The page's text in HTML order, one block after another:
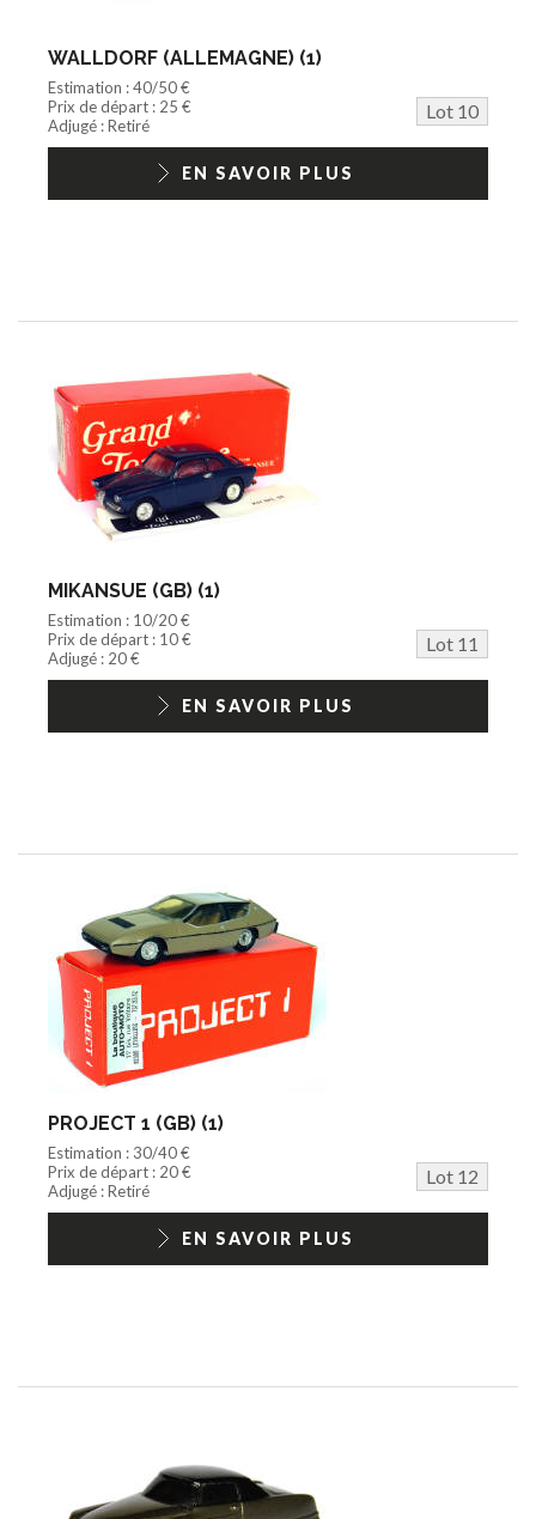
WALLDORF (ALLEMAGNE) (1)
Estimation : 40/50 €
Prix de départ : 25 €
Lot 10
Adjugé : Retiré
EN SAVOIR PLUS
MIKANSUE (GB) (1)
Estimation : 10/20 €
Prix de départ : 10 €
Lot 11
Adjugé : 20 €
EN SAVOIR PLUS
PROJECT 1 (GB) (1)
Estimation : 30/40 €
Prix de départ : 20 €
Lot 12
Adjugé : Retiré
EN SAVOIR PLUS